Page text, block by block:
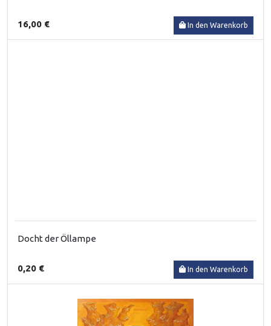
16,00 € In den Warenkorb
Docht der Öllampe
0,20 € In den Warenkorb